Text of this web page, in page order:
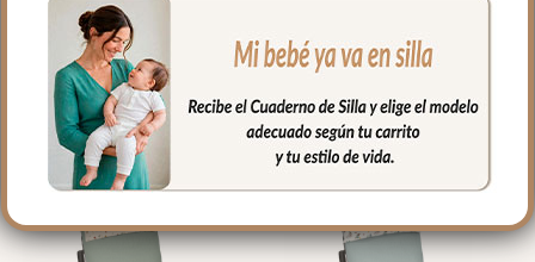
Seleccionar opciones Seleccionar opciones